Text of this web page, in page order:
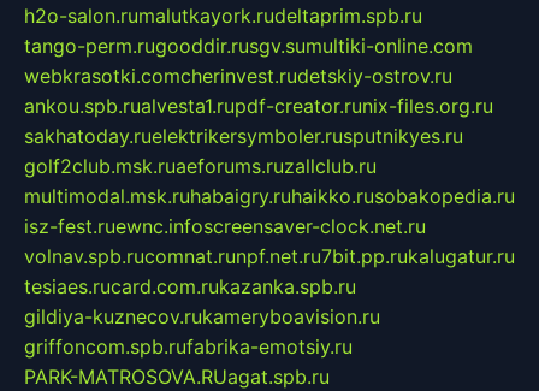
h2o-salon.rumalutkayork.rudeltaprim.spb.ru
tango-perm.rugooddir.rusgv.sumultiki-online.com
webkrasotki.comcherinvest.rudetskiy-ostrov.ru
ankou.spb.rualvesta1.rupdf-creator.runix-files.org.ru
sakhatoday.ruelektrikersymboler.rusputnikyes.ru
golf2club.msk.ruaeforums.ruzallclub.ru
multimodal.msk.ruhabaigry.ruhaikko.rusobakopedia.ru
isz-fest.ruewnc.infoscreensaver-clock.net.ru
volnav.spb.rucomnat.runpf.net.ru7bit.pp.rukalugatur.ru
tesiaes.rucard.com.rukazanka.spb.ru
gildiya-kuznecov.rukameryboavision.ru
griffoncom.spb.rufabrika-emotsiy.ru
PARK-MATROSOVA.RUagat.spb.ru